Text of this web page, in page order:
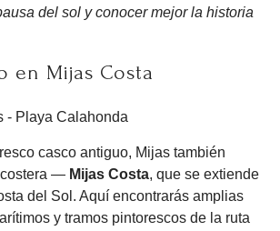
del sol y conocer mejor la historia
en Mijas Costa
casco antiguo, Mijas también
costera — Mijas Costa, que se extiende
del Sol. Aquí encontrarás amplias
y tramos pintorescos de la ruta